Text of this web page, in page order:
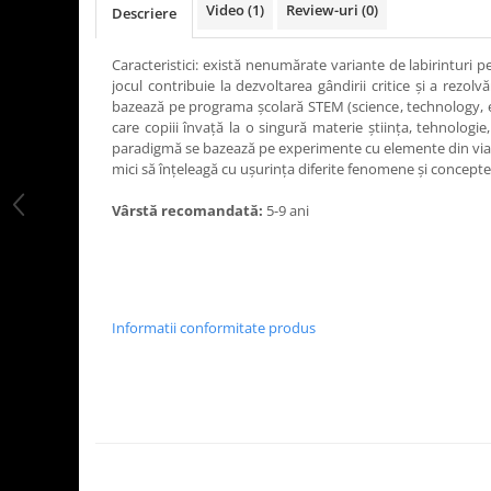
LEGO Architecture
LEGO Speed Champions
Descriere Video(1) Review-uri (0)
Caracteristici: există nenumărate variante de labirinturi
jocul contribuie la dezvoltarea gândirii critice şi a
bazează pe programa şcolară STEM (science,
care copiii învaţă la o singură materie ştiinţa,
paradigmă se bazează pe experimente cu elemente din
mici să înţeleagă cu uşurinţa diferite fenomene şi
Vârstă recomandată: 5-9 ani
Informatii conformitate produs